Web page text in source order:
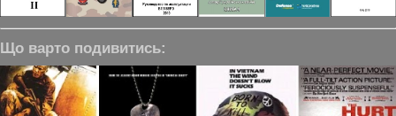
Що варто подивитись: